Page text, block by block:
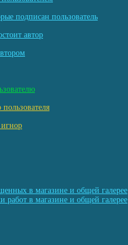
подписан пользователь
автор
игнор
в магазине и общей галерее
в магазине и общей галерее